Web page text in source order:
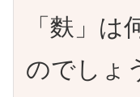
「麩」は
のでしょ